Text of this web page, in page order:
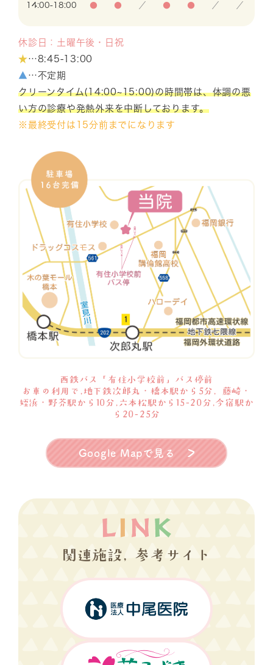
14:00-18:00 ● ● ／ ● ● ／ ／
休診日：土曜午後・日祝
★…8:45-13:00
▲ …不定期
クリーンタイム(14:00~15:00)の時間帯は、体調の悪
い方の診療や発熱外来を中断しております。
※最終受付は15分前までになります
西鉄バス「有住小学校前」バス停前
お車の利用で,地下鉄次郎丸・橋本駅から5分, 藤崎・
姪浜・野芥駅から10分,六本松駅から15-20分,今宿駅か
ら20-25分
Google Mapで見る
関連施設, 参考サイト